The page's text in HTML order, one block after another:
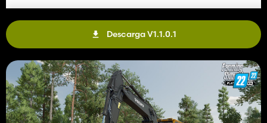
Descarga V1.1.0.1